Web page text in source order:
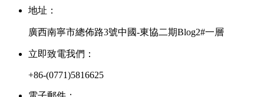
地址：
廣西南寧市總佈路3號中國-東協二期Blog2#一層
立即致電我們：
+86-(0771)5816625